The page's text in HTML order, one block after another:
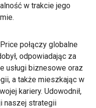
w trakcie jego
połączy globalne
odpowiadając za
usługi biznesowe oraz
a także mieszkając w
kariery. Udowodnił,
naszej strategii